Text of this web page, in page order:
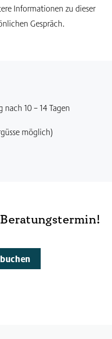
Informationen zu dieser
Gespräch.
10 – 14 Tagen
möglich)